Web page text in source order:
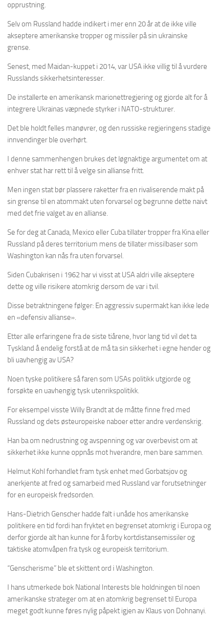
opprustning.
Selv om Russland hadde indikert i mer enn 20 år at de ikke ville
akseptere amerikanske tropper og missiler på sin ukrainske
grense.
Senest, med Maidan-kuppet i 2014, var USA ikke villig til å vurdere
Russlands sikkerhetsinteresser.
De installerte en amerikansk marionettregjering og gjorde alt for å
integrere Ukrainas væpnede styrker i NATO-strukturer.
Det ble holdt felles manøvrer, og den russiske regjeringens stadige
innvendinger ble overhørt.
I denne sammenhengen brukes det løgnaktige argumentet om at
enhver stat har rett til å velge sin allianse fritt.
Men ingen stat bør plassere raketter fra en rivaliserende makt på
sin grense til en atommakt uten forvarsel og begrunne dette naivt
med det frie valget av en allianse.
Se for deg at Canada, Mexico eller Cuba tillater tropper fra Kina eller
Russland på deres territorium mens de tillater missilbaser som
Washington kan nås fra uten forvarsel.
Siden Cubakrisen i 1962 har vi visst at USA aldri ville akseptere
dette og ville risikere atomkrig dersom de var i tvil.
Disse betraktningene følger: En aggressiv supermakt kan ikke lede
en «defensiv allianse».
Etter alle erfaringene fra de siste tiårene, hvor lang tid vil det ta
Tyskland å endelig forstå at de må ta sin sikkerhet i egne hender og
bli uavhengig av USA?
Noen tyske politikere så faren som USAs politikk utgjorde og
forsøkte en uavhengig tysk utenrikspolitikk.
For eksempel visste Willy Brandt at de måtte finne fred med
Russland og dets østeuropeiske naboer etter andre verdenskrig.
Han ba om nedrustning og avspenning og var overbevist om at
sikkerhet ikke kunne oppnås mot hverandre, men bare sammen.
Helmut Kohl forhandlet fram tysk enhet med Gorbatsjov og
anerkjente at fred og samarbeid med Russland var forutsetninger
for en europeisk fredsorden.
Hans-Dietrich Genscher hadde falt i unåde hos amerikanske
politikere en tid fordi han fryktet en begrenset atomkrig i Europa og
derfor gjorde alt han kunne for å forby kortdistansemissiler og
taktiske atomvåpen fra tysk og europeisk territorium.
“Genscherisme” ble et skittent ord i Washington.
I hans utmerkede bok National Interests ble holdningen til noen
amerikanske strateger om at en atomkrig begrenset til Europa
meget godt kunne føres nylig påpekt igjen av Klaus von Dohnanyi.